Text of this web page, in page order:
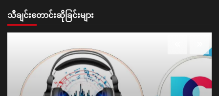
သီချင်းတောင်းဆိုခြင်းများ